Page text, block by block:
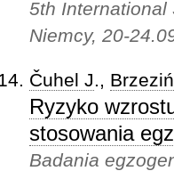
5th International
Niemcy, 20-
Čuhel J.,
Ryzyko
stosowania
Badania